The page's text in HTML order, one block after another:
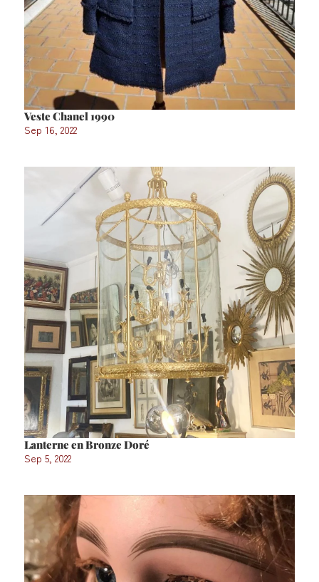
Veste Chanel 1990
Sep 16, 2022
Lanterne en Bronze Doré
Sep 5, 2022